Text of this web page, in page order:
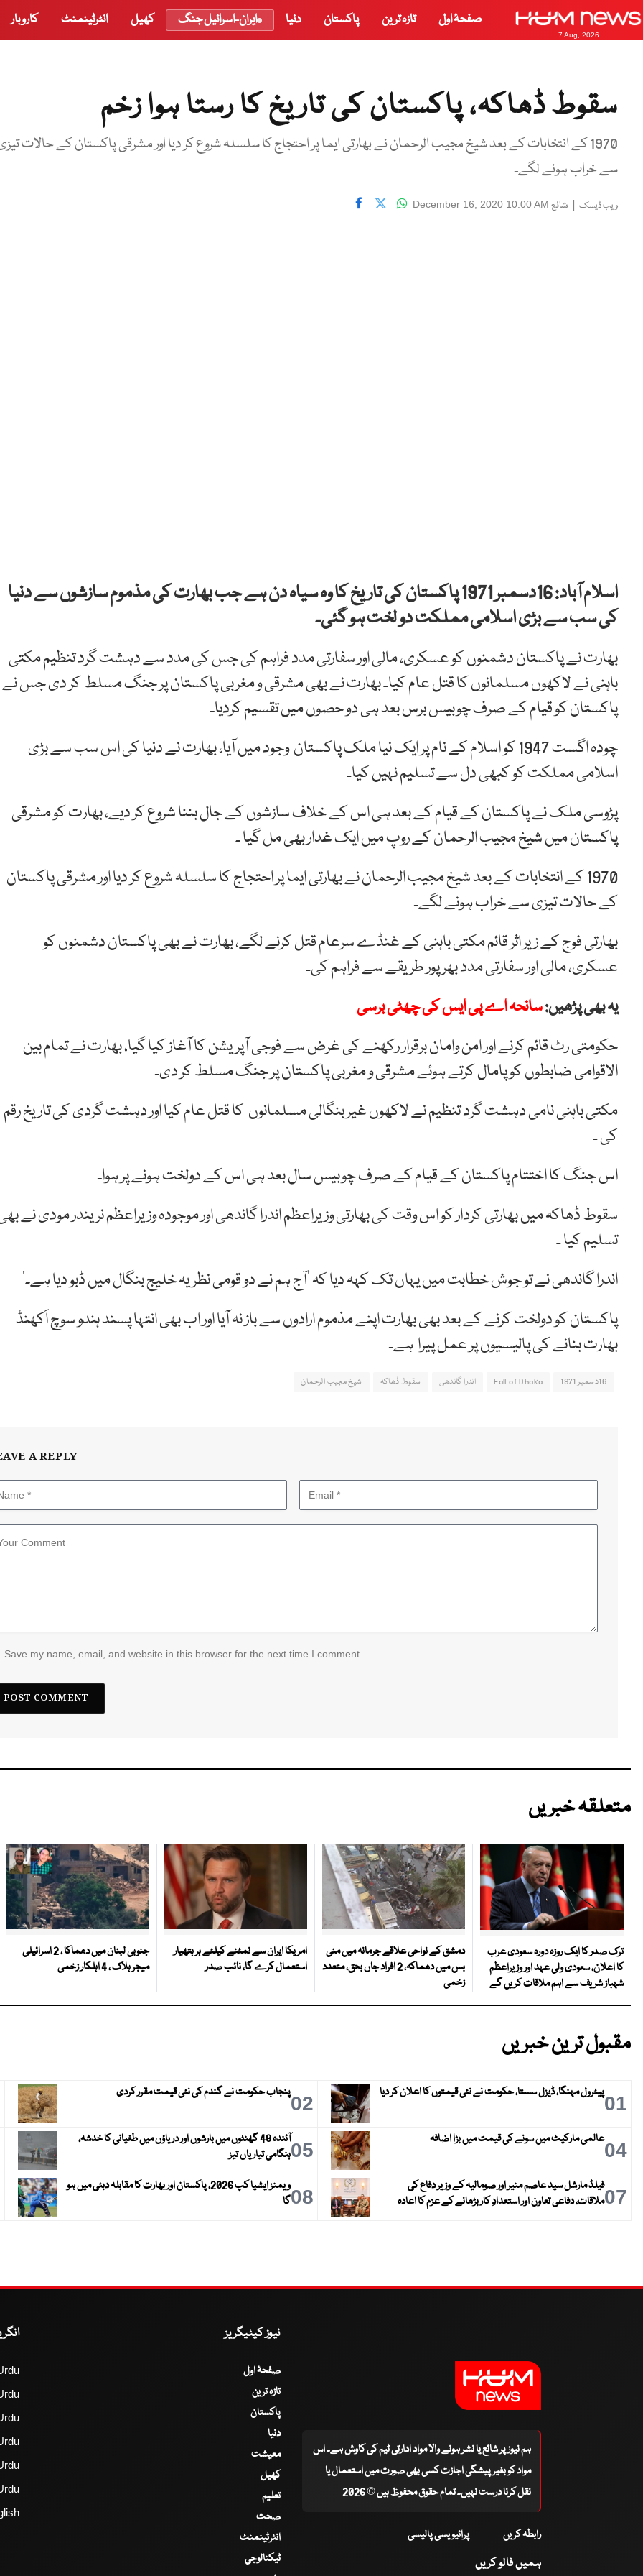
7 Aug, 2026
صفحۂ اول تازہ ترین پاکستان دنیا ایران-اسرائیل جنگ کھیل انٹرٹینمنٹ کاروبار
سقوط ڈھاکہ، پاکستان کی تاریخ کا رستا ہوا زخم
1970 کے انتخابات کے بعد شیخ مجیب الرحمان نے بھارتی ایما پر احتجاج کا سلسلہ شروع کر دیا اور مشرقی پاکستان کے حالات
سے خراب ہونے لگے۔
ویب ڈیسک | شائع December 16, 2020 10:00 AM
اسلام آباد: 16دسمبر 1971 پاکستان کی تاریخ کا وہ سیاہ دن ہے جب بھارت کی مذموم سازشوں سے دنیا
کی سب سے بڑی اسلامی مملکت دو لخت ہو گئی۔
بھارت نے پاکستان دشمنوں کو عسکری، مالی اور سفارتی مدد فراہم کی جس کی مدد سے دہشت گرد تنظیم مکتی
باہنی نے لاکھوں مسلمانوں کا قتل عام کیا۔ بھارت نے بھی مشرقی و مغربی پاکستان پر جنگ مسلط کر دی جس نے
پاکستان کو قیام کے صرف چوبیس برس بعد ہی دو حصوں میں تقسیم کردیا۔
چودہ اگست 1947 کو اسلام کے نام پر ایک نیا ملک پاکستان وجود میں آیا، بھارت نے دنیا کی اس سب سے بڑی
اسلامی مملکت کو کبھی دل سے تسلیم نہیں کیا۔
پڑوسی ملک نے پاکستان کے قیام کے بعد ہی اس کے خلاف سازشوں کے جال بننا شروع کر دیے، بھارت کو مشرقی
پاکستان میں شیخ مجیب الرحمان کے روپ میں ایک غدار بھی مل گیا ۔
1970 کے انتخابات کے بعد شیخ مجیب الرحمان نے بھارتی ایما پر احتجاج کا سلسلہ شروع کر دیا اور مشرقی پاکستان
کے حالات تیزی سے خراب ہونے لگے۔
بھارتی فوج کے زیر اثر قائم مکتی باہنی کے غنڈے سرعام قتل کرنے لگے، بھارت نے بھی پاکستان دشمنوں کو
عسکری، مالی اور سفارتی مدد بھرپور طریقے سے فراہم کی۔
یہ بھی پڑھیں:سانحہ اے پی ایس کی چھٹی برسی
حکومتی رٹ قائم کرنے اور امن وامان برقرار رکھنے کی غرض سے فوجی آپریشن کا آغاز کیا گیا، بھارت نے تمام بین
الاقوامی ضابطوں کو پامال کرتے ہوئے مشرقی و مغربی پاکستان پر جنگ مسلط کر دی۔
مکتی باہنی نامی دہشت گرد تنظیم نے لاکھوں غیر بنگالی مسلمانوں کا قتل عام کیا اور دہشت گردی کی تاریخ رقم
کی ۔
اس جنگ کا اختتام پاکستان کے قیام کے صرف چوبیس سال بعد ہی اس کے دولخت ہونے پر ہوا۔
سقوط ڈھاکہ میں بھارتی کردار کو اس وقت کی بھارتی وزیراعظم اندرا گاندھی اور موجودہ وزیراعظم نریندر مودی نے
تسلیم کیا ۔
اندرا گاندھی نے تو جوش خطابت میں یہاں تک کہہ دیا کہ ’آج ہم نے دو قومی نظریہ خلیج بنگال میں ڈبو دیا ہے۔‘
پاکستان کو دولخت کرنے کے بعد بھی بھارت اپنے مذموم ارادوں سے باز نہ آیا اور اب بھی انتہا پسند ہندو سوچ اَکھنڈ
بھارت بنانے کی پالیسیوں پر عمل پیرا ہے۔
16دسمبر 1971 Fall of Dhaka اندرا گاندھی سقوط ڈھاکہ شیخ مجیب الرحمان
A REPLY
Save my name, email, and website in this browser for the next time I comment.
متعلقہ خبریں
ترک صدر کا ایک روزہ دورہ سعودی عرب
کا اعلان، سعودی ولی عہد اور وزیراعظم
شہباز شریف سے اہم ملاقات کریں گے
دمشق کے نواحی علاقے جرمانہ میں منی
بس میں دھماکہ، 2 افراد جاں بحق، متعدد
زخمی
امریکا ایران سے نمٹنے کیلئے ہر ہتھیار
استعمال کرے گا، نائب صدر
جنوبی لبنان میں دھماکا ، 2 اسرائیلی
میجر ہلاک ، 4 اہلکار زخمی
مقبول ترین خبریں
01پیٹرول مہنگا، ڈیزل سستا، حکومت نے نئی قیمتوں کا اعلان کر دیا 02پنجاب حکومت نے گندم کی نئی قیمت مقرر کردی
04عالمی مارکیٹ میں سونے کی قیمت میں بڑا اضافہ 05
آئندہ 48 گھنٹوں میں بارشوں اور دریاؤں میں طغیانی کا خدشہ،
ہنگامی تیاریاں تیز
07فیلڈ مارشل سید عاصم منیر اور صومالیہ کے وزیر دفاع کی
ملاقات، دفاعی تعاون اور استعدادِ کار بڑھانے کے عزم کا اعادہ
08
ویمنز ایشیا کپ 2026، پاکستان اور بھارت کا مقابلہ دبئی میں ہو
گا
ہم نیوز پر شائع یا نشر ہونے والا مواد ادارتی ٹیم کی کاوش ہے۔ اس
مواد کو بغیر پیشگی اجازت کسی بھی صورت میں استعمال یا
نقل کرنا درست نہیں۔ تمام حقوق محفوظ ہیں © 2026
رابطہ کریں پرائیویسی پالیسی
ہمیں فالو کریں
نیوز کیٹیگریز
صفحۂ اول
تازہ ترین
پاکستان
دنیا
معیشت
کھیل
تعلیم
صحت
انٹرٹینمنٹ
ٹیکنالوجی